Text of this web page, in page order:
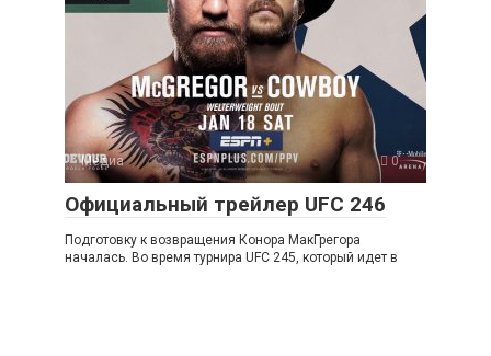
Медиа 0
Официальный трейлер UFC 246
Подготовку к возвращения Конора МакГрегора
началась. Во время турнира UFC 245, который идет в